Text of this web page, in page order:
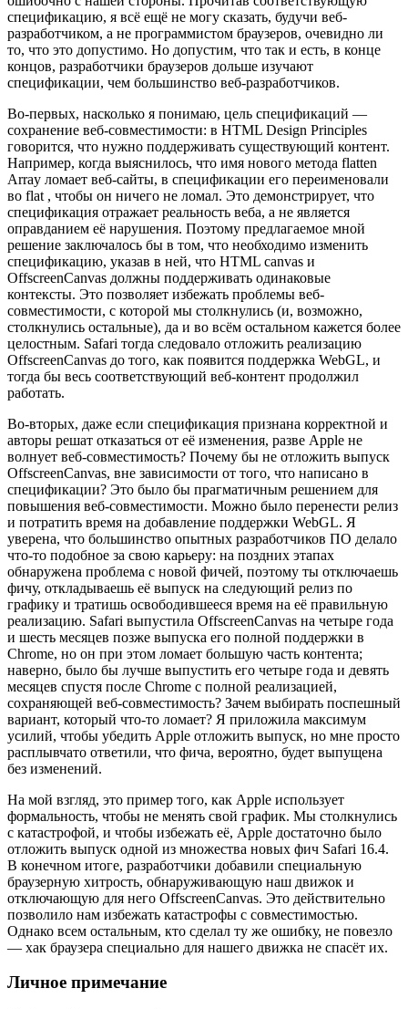
спецификацию, я всё ещё не могу сказать, будучи веб-
разработчиком, а не программистом браузеров, очевидно ли
то, что это допустимо. Но допустим, что так и есть, в конце
концов, разработчики браузеров дольше изучают
спецификации, чем большинство веб-разработчиков.
Во-первых, насколько я понимаю, цель спецификаций —
сохранение веб-совместимости: в HTML Design Principles
говорится, что нужно поддерживать существующий контент.
Например, когда выяснилось, что имя нового метода flatten
Array ломает веб-сайты, в спецификации его переименовали
во flat , чтобы он ничего не ломал. Это демонстрирует, что
спецификация отражает реальность веба, а не является
оправданием её нарушения. Поэтому предлагаемое мной
решение заключалось бы в том, что необходимо изменить
спецификацию, указав в ней, что HTML canvas и
OffscreenCanvas должны поддерживать одинаковые
контексты. Это позволяет избежать проблемы веб-
совместимости, с которой мы столкнулись (и, возможно,
столкнулись остальные), да и во всём остальном кажется более
целостным. Safari тогда следовало отложить реализацию
OffscreenCanvas до того, как появится поддержка WebGL, и
тогда бы весь соответствующий веб-контент продолжил
работать.
Во-вторых, даже если спецификация признана корректной и
авторы решат отказаться от её изменения, разве Apple не
волнует веб-совместимость? Почему бы не отложить выпуск
OffscreenCanvas, вне зависимости от того, что написано в
спецификации? Это было бы прагматичным решением для
повышения веб-совместимости. Можно было перенести релиз
и потратить время на добавление поддержки WebGL. Я
уверена, что большинство опытных разработчиков ПО делало
что-то подобное за свою карьеру: на поздних этапах
обнаружена проблема с новой фичей, поэтому ты отключаешь
фичу, откладываешь её выпуск на следующий релиз по
графику и тратишь освободившееся время на её правильную
реализацию. Safari выпустила OffscreenCanvas на четыре года
и шесть месяцев позже выпуска его полной поддержки в
Chrome, но он при этом ломает большую часть контента;
наверно, было бы лучше выпустить его четыре года и девять
месяцев спустя после Chrome с полной реализацией,
сохраняющей веб-совместимость? Зачем выбирать поспешный
вариант, который что-то ломает? Я приложила максимум
усилий, чтобы убедить Apple отложить выпуск, но мне просто
расплывчато ответили, что фича, вероятно, будет выпущена
без изменений.
На мой взгляд, это пример того, как Apple использует
формальность, чтобы не менять свой график. Мы столкнулись
с катастрофой, и чтобы избежать её, Apple достаточно было
отложить выпуск одной из множества новых фич Safari 16.4.
В конечном итоге, разработчики добавили специальную
браузерную хитрость, обнаруживающую наш движок и
отключающую для него OffscreenCanvas. Это действительно
позволило нам избежать катастрофы с совместимостью.
Однако всем остальным, кто сделал ту же ошибку, не повезло
— хак браузера специально для нашего движка не спасёт их.
Личное примечание